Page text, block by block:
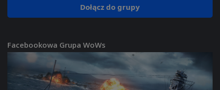
Dołącz do grupy
Facebookowa Grupa WoWs